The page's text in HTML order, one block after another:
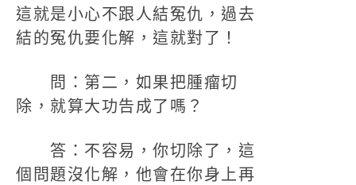
這就是小心不跟人結冤仇，過去
結的冤仇要化解，這就對了！
問：第二，如果把腫瘤切
除，就算大功告成了嗎？
答：不容易，你切除了，這
個問題沒化解，他會在你身上再